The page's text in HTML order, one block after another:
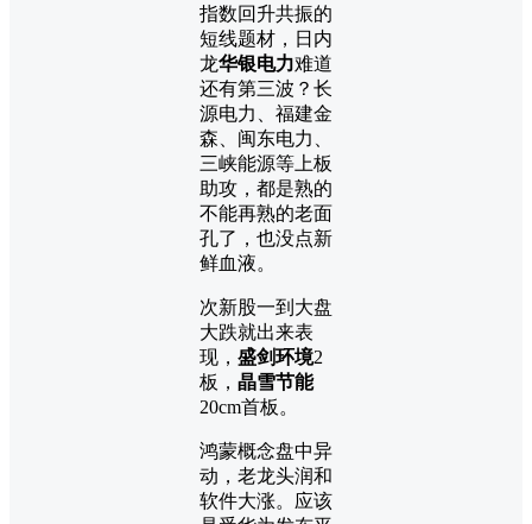
指数回升共振的
短线题材，日内
龙华银电力难道
还有第三波？长
源电力、福建金
森、闽东电力、
三峡能源等上板
助攻，都是熟的
不能再熟的老面
孔了，也没点新
鲜血液。
次新股一到大盘
大跌就出来表
现， 盛剑环境2
板， 晶雪节能
20cm首板。
鸿蒙概念盘中异
动，老龙头润和
软件大涨。应该